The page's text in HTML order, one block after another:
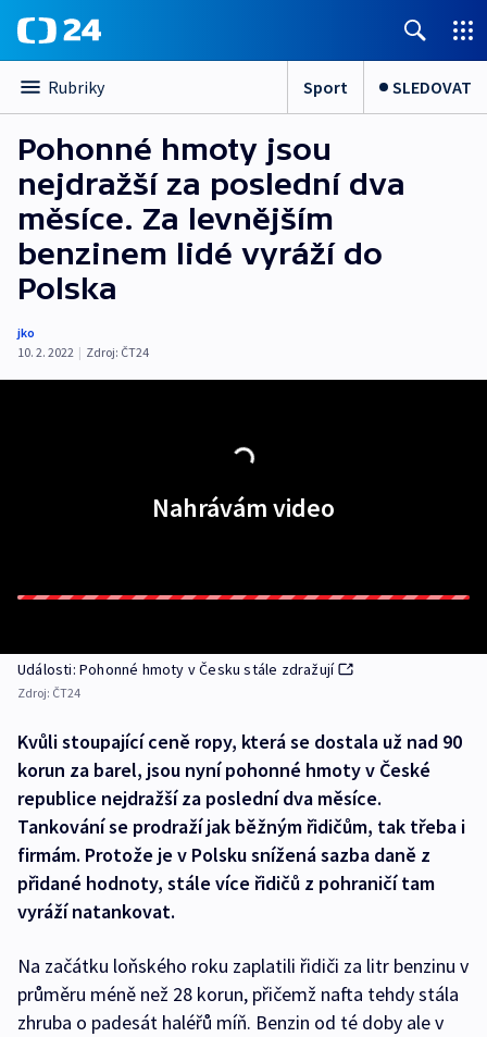
Rubriky Sport SLEDOVAT
Pohonné hmoty jsou
nejdražší za poslední dva
měsíce. Za levnějším
benzinem lidé vyráží do
Polska
jko
10. 2. 2022 | Zdroj: ČT24
Nahrávám video
Události: Pohonné hmoty v Česku stále zdražují
Zdroj: ČT24
Kvůli stoupající ceně ropy, která se dostala už nad 90
korun za barel, jsou nyní pohonné hmoty v České
republice nejdražší za poslední dva měsíce.
Tankování se prodraží jak běžným řidičům, tak třeba i
firmám. Protože je v Polsku snížená sazba daně z
přidané hodnoty, stále více řidičů z pohraničí tam
vyráží natankovat.
Na začátku loňského roku zaplatili řidiči za litr benzinu v
průměru méně než 28 korun, přičemž nafta tehdy stála
zhruba o padesát haléřů míň. Benzin od té doby ale v